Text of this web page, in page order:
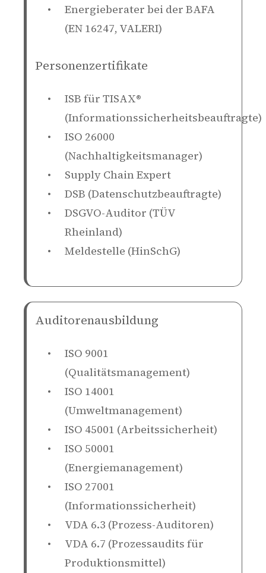
Energieberater bei der BAFA
(EN 16247, VALERI)
Personenzertifikate
ISB für TISAX®
(Informationssicherheitsbeauftragte)
ISO 26000
(Nachhaltigkeitsmanager)
Supply Chain Expert
DSB (Datenschutzbeauftragte)
DSGVO-Auditor (TÜV
Rheinland)
Meldestelle (HinSchG)
Auditorenausbildung
ISO 9001
(Qualitätsmanagement)
ISO 14001
(Umweltmanagement)
ISO 45001 (Arbeitssicherheit)
ISO 50001
(Energiemanagement)
ISO 27001
(Informationssicherheit)
VDA 6.3 (Prozess-Auditoren)
VDA 6.7 (Prozessaudits für
Produktionsmittel)